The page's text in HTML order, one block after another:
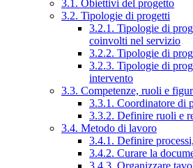
3.1. Obiettivi del progetto
3.2. Tipologie di progetti
3.2.1. Tipologie di
coinvolti nel servizio
3.2.2. Tipologie di
3.2.3. Tipologie di
intervento
3.3. Competenze, ruoli e
3.3.1. Coordinatore di
3.3.2. Definire ruoli e
3.4. Metodo di lavoro
3.4.1. Definire
3.4.2. Curare la
3.4.3. Organizzare